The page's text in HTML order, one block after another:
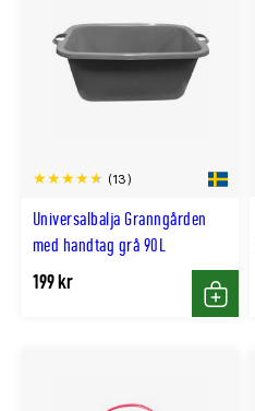
Universalbalja Granngården
med handtag grå 90L
(13)
199 kr
Köp